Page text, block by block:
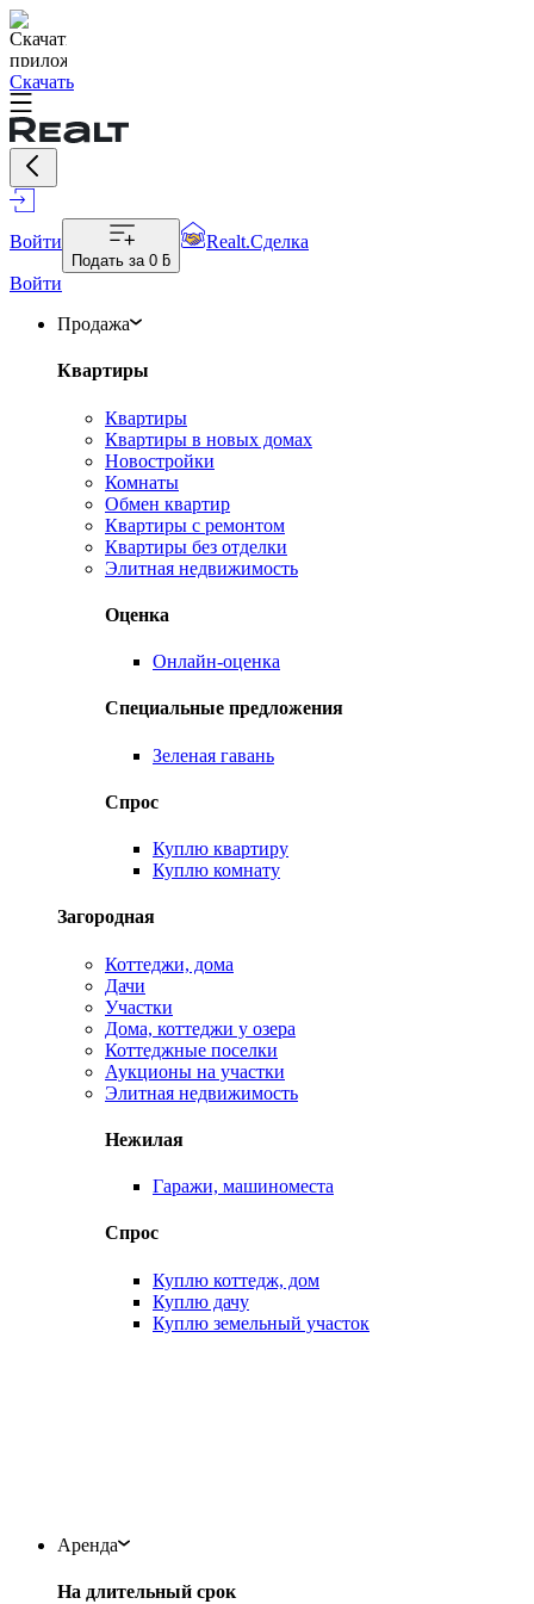
Скачать
Войти
Подать за 0 ƃ
Realt.Сделка
Войти
Продажа
Квартиры
Квартиры
Квартиры в новых домах
Новостройки
Комнаты
Обмен квартир
Квартиры с ремонтом
Квартиры без отделки
Элитная недвижимость
Оценка
Онлайн-оценка
Специальные предложения
Зеленая гавань
Спрос
Куплю квартиру
Куплю комнату
Загородная
Коттеджи, дома
Дачи
Участки
Дома, коттеджи у озера
Коттеджные поселки
Аукционы на участки
Элитная недвижимость
Нежилая
Гаражи, машиноместа
Спрос
Куплю коттедж, дом
Куплю дачу
Куплю земельный участок
Аренда
На длительный срок